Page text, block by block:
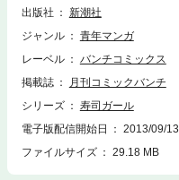
出版社
新潮社
ジャンル
青年マンガ
レーベル
バンチコミックス
掲載誌
月刊コミックバンチ
シリーズ
寿司ガール
電子版配信開始日
2013/09/13
ファイルサイズ
29.18 MB